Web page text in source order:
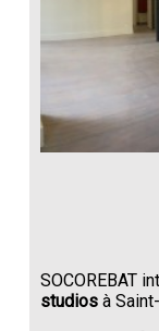
SOCOREBAT
studiosà